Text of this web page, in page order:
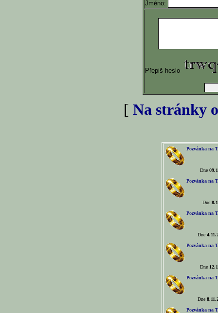
Jméno:
Přepiš heslo
[ Na stránky
Pozvánka na
Dne
Pozvánka na
Dne
Pozvánka na
Dne
Pozvánka na
Dne
Pozvánka na
Dne
Pozvánka na